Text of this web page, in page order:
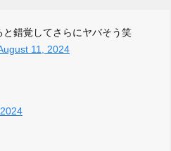
錯覚してさらにヤバそう笑
11, 2024